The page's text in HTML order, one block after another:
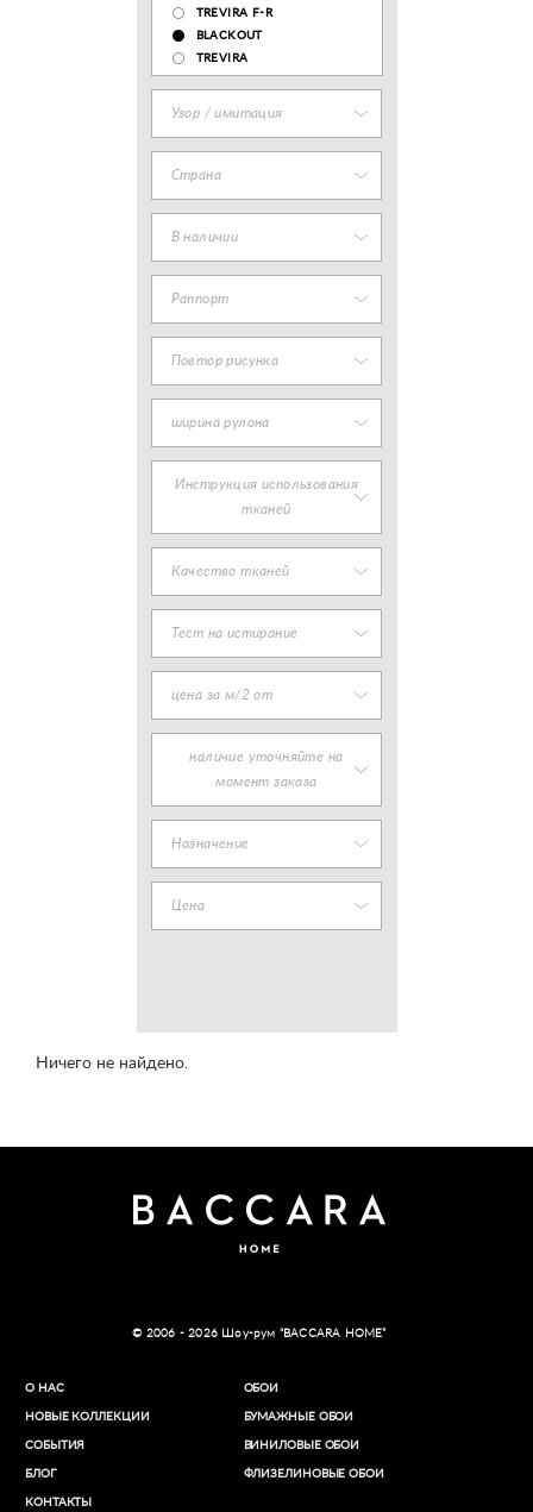
TREVIRA F-R
BLACKOUT
TREVIRA
Узор / имитация
Страна
В наличии
Раппорт
Повтор рисунка
ширина рулона
Инструкция использования
тканей
Качество тканей
Тест на истирание
цена за м/2 от
наличие уточняйте на
момент заказа
Назначение
Цена
Ничего не найдено.
© 2006 - 2026 Шоу-рум “BACCARA HOME”
О НАС
НОВЫЕ КОЛЛЕКЦИИ
СОБЫТИЯ
БЛОГ
КОНТАКТЫ
ОБОИ
БУМАЖНЫЕ ОБОИ
ВИНИЛОВЫЕ ОБОИ​
ФЛИЗЕЛИНОВЫЕ ОБОИ